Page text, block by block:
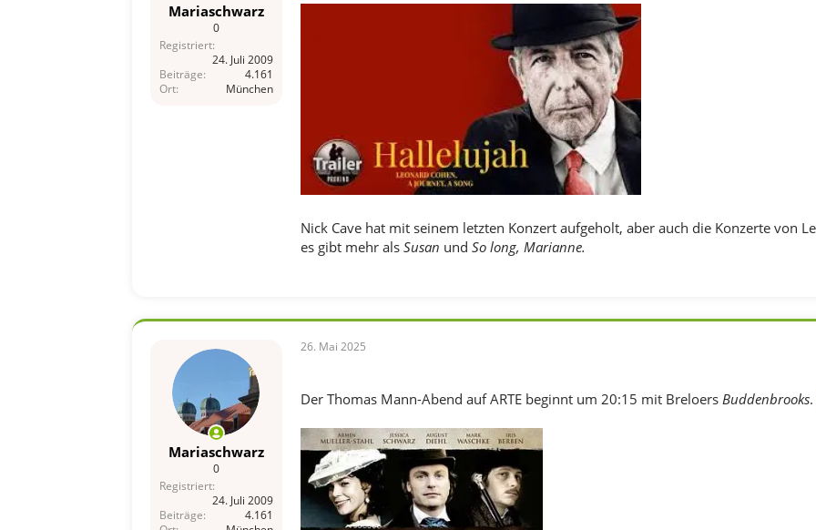
Mariaschwarz
0
Registriert
24. Juli 2009
Beiträge
4.161
Ort
München
Nick Cave hat mit seinem letzten Konzert aufgeholt, aber auch die Konzerte von
es gibt mehr als Susan und So long, Marianne.
Mariaschwarz
0
Registriert
24. Juli 2009
Beiträge
4.161
26. Mai 2025
Der Thomas Mann-Abend auf ARTE beginnt um 20:15 mit BreloersBuddenbrooks.